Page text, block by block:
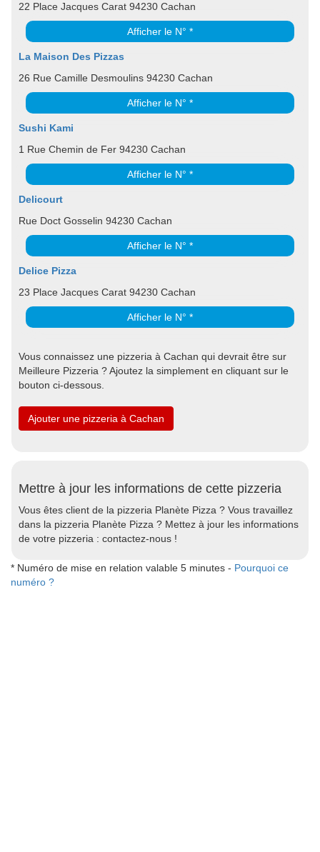
22 Place Jacques Carat 94230 Cachan
Afficher le N° *
La Maison Des Pizzas
26 Rue Camille Desmoulins 94230 Cachan
Afficher le N° *
Sushi Kami
1 Rue Chemin de Fer 94230 Cachan
Afficher le N° *
Delicourt
Rue Doct Gosselin 94230 Cachan
Afficher le N° *
Delice Pizza
23 Place Jacques Carat 94230 Cachan
Afficher le N° *
Vous connaissez une pizzeria à Cachan qui devrait être sur
Meilleure Pizzeria ? Ajoutez la simplement en cliquant sur le
bouton ci-dessous.
Ajouter une pizzeria à Cachan
Mettre à jour les informations de cette pizzeria
Vous êtes client de la pizzeria Planète Pizza ? Vous travaillez
dans la pizzeria Planète Pizza ? Mettez à jour les informations
de votre pizzeria : contactez-nous !
* Numéro de mise en relation valable 5 minutes - Pourquoi ce
numéro ?